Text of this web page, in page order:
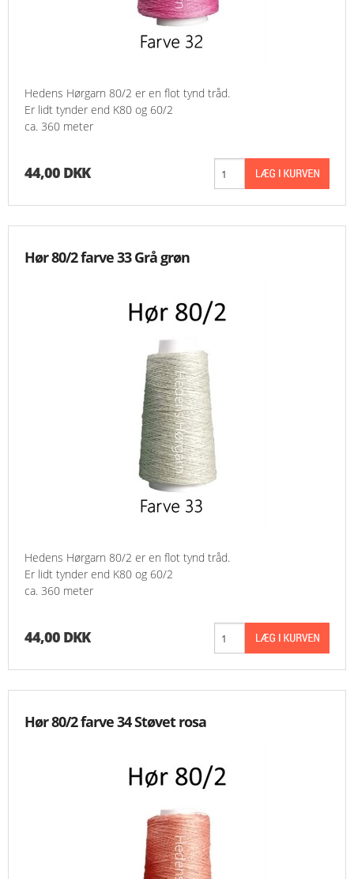
Hedens Hørgarn 80/2 er en flot tynd tråd.
Er lidt tynder end K80 og 60/2
ca. 360 meter
44,00 DKK
Hør 80/2 farve 33 Grå grøn
Hedens Hørgarn 80/2 er en flot tynd tråd.
Er lidt tynder end K80 og 60/2
ca. 360 meter
44,00 DKK
Hør 80/2 farve 34 Støvet rosa